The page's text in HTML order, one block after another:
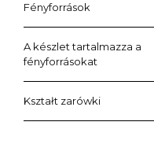
Fényforrások
A készlet tartalmazza a
fényforrásokat
Kształt zarówki